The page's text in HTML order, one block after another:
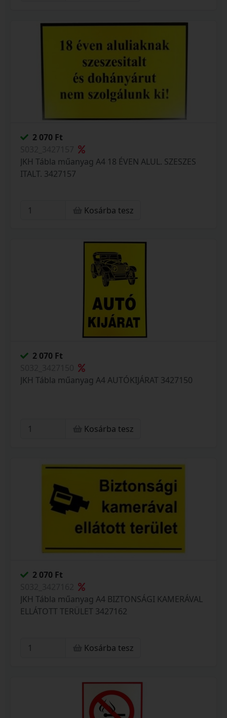
2 070 Ft
JKH Tábla műanyag A4 18 ÉVEN ALUL. SZESZES
ITALT. 3427157
Kosárba tesz
2 070 Ft
JKH Tábla műanyag A4 AUTÓKIJÁRAT 3427150
Kosárba tesz
2 070 Ft
JKH Tábla műanyag A4 BIZTONSÁGI KAMERÁVAL
ELLÁTOTT TERÜLET 3427162
Kosárba tesz